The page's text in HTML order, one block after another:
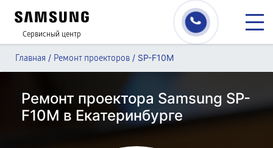
Сервисный центр
Главная / Ремонт проекторов / SP-F10M
Ремонт проектора Samsung SP-
F10M в Екатеринбурге